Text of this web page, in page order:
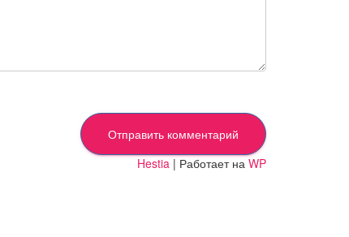
Hestia | Работает на WP